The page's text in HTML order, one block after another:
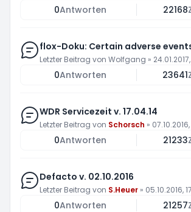
0Antworten 22168
flox-Doku: Certain adverse
Letzter Beitrag von Wolfgang »
0Antworten 23641
WDR Servicezeit v. 17.04.14
Letzter Beitrag von Schorsch »
0Antworten 21233
Defacto v. 02.10.2016
Letzter Beitrag von S.Heuer » 05.10.2016,
0Antworten 21257